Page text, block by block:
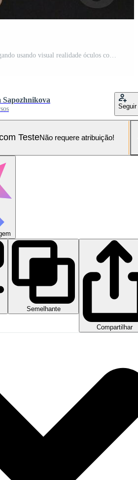
Sapozhnikova
Seguir
TesteNão requere atribuição!
Semelhante
Compartilhar